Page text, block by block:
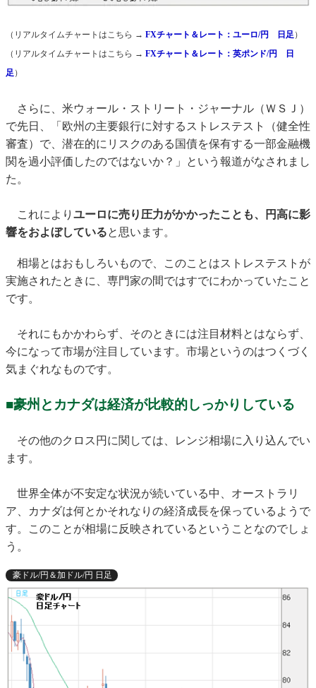
（リアルタイムチャートはこちら → FXチャート＆レート：ユーロ/円 日足）
（リアルタイムチャートはこちら → FXチャート＆レート：英ポンド/円 日
足）
さらに、米ウォール・ストリート・ジャーナル（ＷＳＪ）
で先日、「欧州の主要銀行に対するストレステスト（健全性
審査）で、潜在的にリスクのある国債を保有する一部金融機
関を過小評価したのではないか？」という報道がなされまし
た。
これにより ユーロに売り圧力がかかったことも、円高に影
響をおよぼしていると思います。
相場とはおもしろいもので、このことはストレステストが
実施されたときに、専門家の間ではすでにわかっていたこと
です。
それにもかかわらず、そのときには注目材料とはならず、
今になって市場が注目しています。市場というのはつくづく
気まぐれなものです。
■豪州とカナダは経済が比較的しっかりしている
その他のクロス円に関しては、レンジ相場に入り込んでい
ます。
世界全体が不安定な状況が続いている中、オーストラリ
ア、カナダは何とかそれなりの経済成長を保っているようで
す。このことが相場に反映されているということなのでしょ
う。
豪ドル/円＆加ドル/円 日足